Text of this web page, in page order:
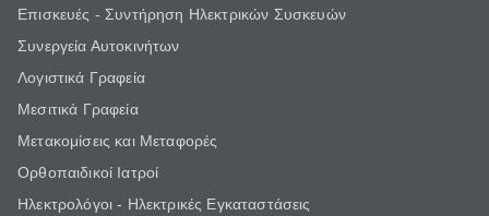
Επισκευές - Συντήρηση Ηλεκτρικών Συσκευών
Συνεργεία Αυτοκινήτων
Λογιστικά Γραφεία
Μεσιτικά Γραφεία
Μετακομίσεις και Μεταφορές
Ορθοπαιδικοί Ιατροί
Ηλεκτρολόγοι - Ηλεκτρικές Εγκαταστάσεις